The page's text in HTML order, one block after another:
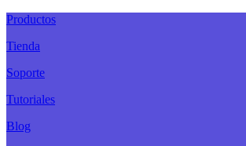
Productos
Tienda
Soporte
Tutoriales
Blog